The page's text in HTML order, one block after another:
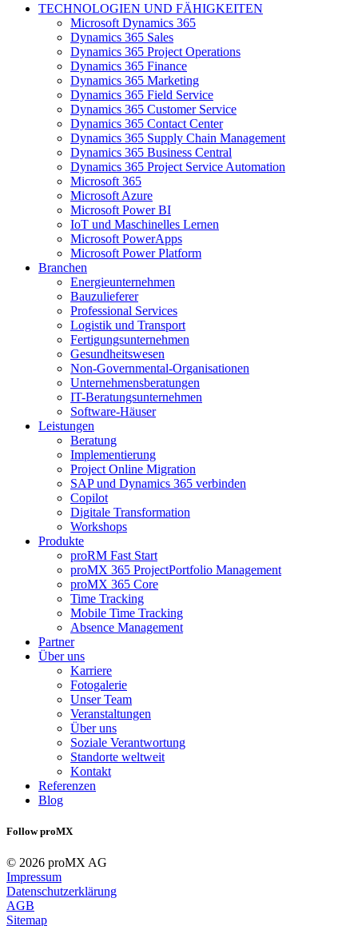
TECHNOLOGIEN UND FÄHIGKEITEN
Microsoft Dynamics 365
Dynamics 365 Sales
Dynamics 365 Project Operations
Dynamics 365 Finance
Dynamics 365 Marketing
Dynamics 365 Field Service
Dynamics 365 Customer Service
Dynamics 365 Contact Center
Dynamics 365 Supply Chain Management
Dynamics 365 Business Central
Dynamics 365 Project Service Automation
Microsoft 365
Microsoft Azure
Microsoft Power BI
IoT und Maschinelles Lernen
Microsoft PowerApps
Microsoft Power Platform
Branchen
Energieunternehmen
Bauzulieferer
Professional Services
Logistik und Transport
Fertigungsunternehmen
Gesundheitswesen
Non-Governmental-Organisationen
Unternehmensberatungen
IT-Beratungsunternehmen
Software-Häuser
Leistungen
Beratung
Implementierung
Project Online Migration
SAP und Dynamics 365 verbinden
Copilot
Digitale Transformation
Workshops
Produkte
proRM Fast Start
proMX 365 ProjectPortfolio Management
proMX 365 Core
Time Tracking
Mobile Time Tracking
Absence Management
Partner
Über uns
Karriere
Fotogalerie
Unser Team
Veranstaltungen
Über uns
Soziale Verantwortung
Standorte weltweit
Kontakt
Referenzen
Blog
Follow proMX
© 2026 proMX AG
Impressum
Datenschutzerklärung
AGB
Sitemap